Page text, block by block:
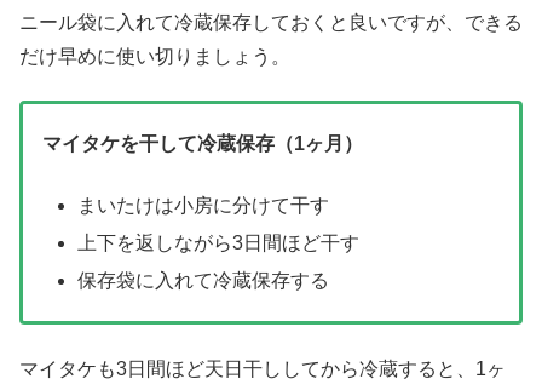
ニール袋に入れて冷蔵保存しておくと良いですが、できる
だけ早めに使い切りましょう。
マイタケを干して冷蔵保存（1ヶ月）
まいたけは小房に分けて干す
上下を返しながら3日間ほど干す
保存袋に入れて冷蔵保存する
マイタケも3日間ほど天日干ししてから冷蔵すると、1ヶ